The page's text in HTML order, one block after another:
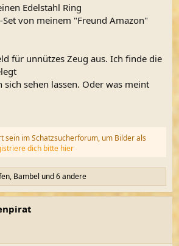
Edelstahl Ring
von meinem "Freund Amazon"
für unnützes Zeug aus. Ich finde die
sich sehen lassen. Oder was meint
sein im Schatzsucherforum, um Bilder als
dich bitte hier
, Bambel und 6 andere